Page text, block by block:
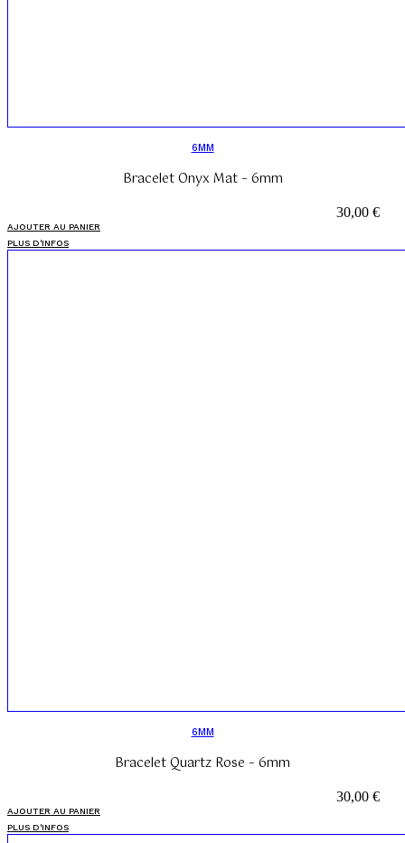
6MM
Bracelet Onyx Mat – 6mm
30,00 €
AJOUTER AU PANIER
PLUS D'INFOS
6MM
Bracelet Quartz Rose – 6mm
30,00 €
AJOUTER AU PANIER
PLUS D'INFOS